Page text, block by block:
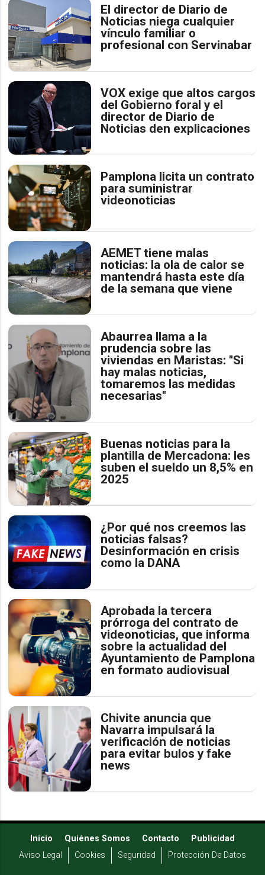
El director de Diario de
Noticias niega cualquier
vínculo familiar o
profesional con Servinabar
VOX exige que altos cargos
del Gobierno foral y el
director de Diario de
Noticias den explicaciones
Pamplona licita un contrato
para suministrar
videonoticias
AEMET tiene malas
noticias: la ola de calor se
mantendrá hasta este día
de la semana que viene
Abaurrea llama a la
prudencia sobre las
viviendas en Maristas: "Si
hay malas noticias,
tomaremos las medidas
necesarias"
Buenas noticias para la
plantilla de Mercadona: les
suben el sueldo un 8,5% en
2025
¿Por qué nos creemos las
noticias falsas?
Desinformación en crisis
como la DANA
Aprobada la tercera
prórroga del contrato de
videonoticias, que informa
sobre la actualidad del
Ayuntamiento de Pamplona
en formato audiovisual
Chivite anuncia que
Navarra impulsará la
verificación de noticias
para evitar bulos y fake
news
Inicio Quiénes Somos Contacto
Publicidad
Aviso Legal
Cookies Seguridad Protección De Datos